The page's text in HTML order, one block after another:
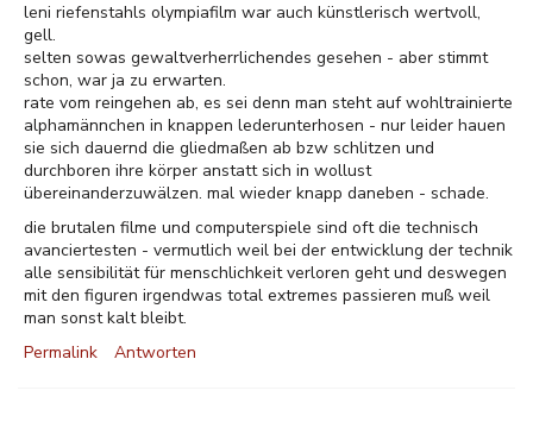
leni riefenstahls olympiafilm war auch künstlerisch wertvoll,
gell.
selten sowas gewaltverherrlichendes gesehen - aber stimmt
schon, war ja zu erwarten.
rate vom reingehen ab, es sei denn man steht auf wohltrainierte
alphamännchen in knappen lederunterhosen - nur leider hauen
sie sich dauernd die gliedmaßen ab bzw schlitzen und
durchboren ihre körper anstatt sich in wollust
übereinanderzuwälzen. mal wieder knapp daneben - schade.
die brutalen filme und computerspiele sind oft die technisch
avanciertesten - vermutlich weil bei der entwicklung der technik
alle sensibilität für menschlichkeit verloren geht und deswegen
mit den figuren irgendwas total extremes passieren muß weil
man sonst kalt bleibt.
Permalink
Antworten